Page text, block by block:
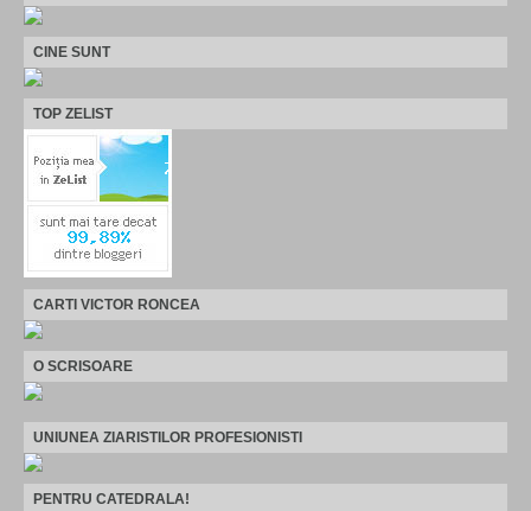
CINE SUNT
TOP ZELIST
CARTI VICTOR RONCEA
O SCRISOARE
UNIUNEA ZIARISTILOR PROFESIONISTI
PENTRU CATEDRALA!